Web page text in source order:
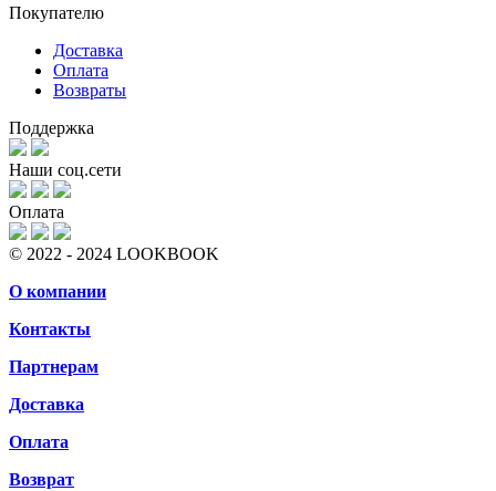
Покупателю
Доставка
Оплата
Возвраты
Поддержка
Наши соц.сети
Оплата
© 2022 - 2024 LOOKBOOK
О компании
Контакты
Партнерам
Доставка
Оплата
Возврат